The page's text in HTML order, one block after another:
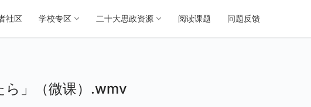
社区 学校专区 二十大思政资源 阅读课题 问题反馈
ら」（微课）.wmv